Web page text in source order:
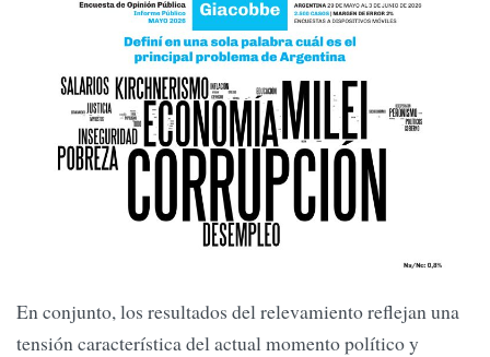
En conjunto, los resultados del relevamiento reflejan una
tensión característica del actual momento político y